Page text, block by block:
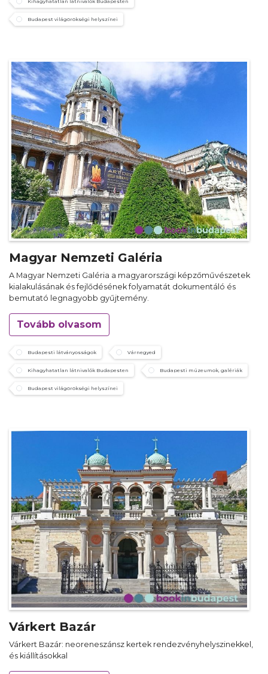
Budapest világörökségi helyszínei
Magyar Nemzeti Galéria
A Magyar Nemzeti Galéria a magyarországi képzőművészetek
kialakulásának és fejlődésének folyamatát dokumentáló és
bemutató legnagyobb gyűjtemény.
Tovább olvasom
Budapesti látványosságok Várnegyed
Kihagyhatatlan látnivalók Budapesten Budapesti múzeumok, galériák
Budapest világörökségi helyszínei
Várkert Bazár
Várkert Bazár: neoreneszánsz kertek rendezvényhelyszinekkel,
és kiállításokkal